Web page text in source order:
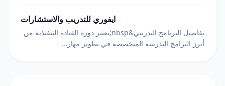
ايفوري للتدريب والاستشارات
تفاصيل البرنامج التدريبي&nbsp;تعتبر دورة القيادة التنفيذية من
أبرز البرامج التدريبية المتخصصة في تطوير مهار...